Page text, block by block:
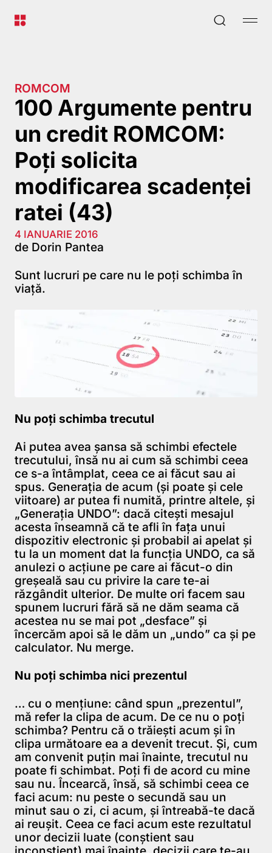
ROMCOM
100 Argumente pentru
un credit ROMCOM:
Poţi solicita
modificarea scadenţei
ratei (43)
4 IANUARIE 2016
de Dorin Pantea
Sunt lucruri pe care nu le poţi schimba în
viaţă.
Nu poţi schimba trecutul
Ai putea avea şansa să schimbi efectele
trecutului, însă nu ai cum să schimbi ceea
ce s-a întâmplat, ceea ce ai făcut sau ai
spus. Generaţia de acum (şi poate şi cele
viitoare) ar putea fi numită, printre altele, şi
„Generaţia UNDO”: dacă citeşti mesajul
acesta înseamnă că te afli în faţa unui
dispozitiv electronic şi probabil ai apelat şi
tu la un moment dat la funcţia UNDO, ca să
anulezi o acţiune pe care ai făcut-o din
greşeală sau cu privire la care te-ai
răzgândit ulterior. De multe ori facem sau
spunem lucruri fără să ne dăm seama că
acestea nu se mai pot „desface” şi
încercăm apoi să le dăm un „undo” ca şi pe
calculator. Nu merge.
Nu poţi schimba nici prezentul
… cu o menţiune: când spun „prezentul”,
mă refer la clipa de acum. De ce nu o poţi
schimba? Pentru că o trăieşti acum şi în
clipa următoare ea a devenit trecut. Şi, cum
am convenit puţin mai înainte, trecutul nu
poate fi schimbat. Poţi fi de acord cu mine
sau nu. Încearcă, însă, să schimbi ceea ce
faci acum: nu peste o secundă sau un
minut sau o zi, ci acum, şi întreabă-te dacă
ai reuşit. Ceea ce faci acum este rezultatul
unor decizii luate (conştient sau